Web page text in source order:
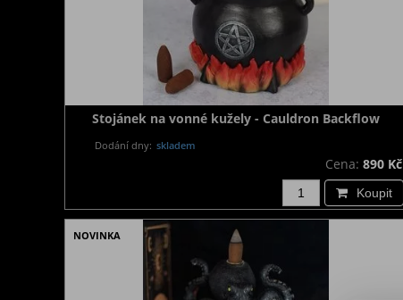
Stojánek na vonné kužely - Cauldron Backflow
Dodání dny: skladem
Cena: 890 Kč
Koupit
NOVINKA